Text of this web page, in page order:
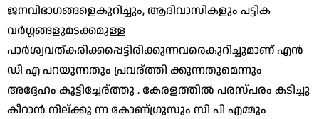
ജനവിഭാഗങ്ങളെകുറിച്ചും, ആദിവാസികളും പട്ടിക
വര്‍ഗ്ഗങ്ങളുമടക്കമുള്ള
പാര്‍ശ്വവത്കരിക്കപ്പെട്ടിരിക്കുന്നവരെകുറിച്ചുമാണ് എന്‍
ഡി എ പറയുന്നതും പ്രവര്ത്തി ക്കുന്നതുമെന്നും
അദ്ദേഹം കൂട്ടിച്ചേര്ത്തു . കേരളത്തില്‍ പരസ്പരം കടിച്ചു
കീറാന്‍ നില്ക്കു ന്ന കോണ്ഗ്രുസും സി പി എമ്മും